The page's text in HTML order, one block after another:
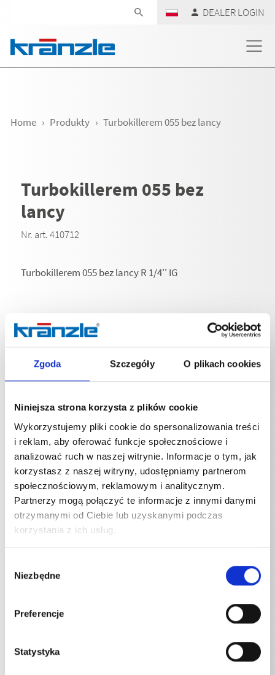
Zgoda Szczegóły O plikach cookies
Niniejsza strona korzysta z plików cookie
Wykorzystujemy pliki cookie do spersonalizowania treści
i reklam, aby oferować funkcje społecznościowe i
analizować ruch w naszej witrynie. Informacje o tym, jak
korzystasz z naszej witryny, udostępniamy partnerom
społecznościowym, reklamowym i analitycznym.
Partnerzy mogą połączyć te informacje z innymi danymi
otrzymanymi od Ciebie lub uzyskanymi podczas
korzystania z ich usług.
zgody
Niezbędne
Preferencje
Statystyka
DEALER LOGIN
Home Produkty Turbokillerem 055 bez lancy
Turbokillerem 055 bez
lancy
Nr. art. 410712
Turbokillerem 055 bez lancy R 1/4'' IG
Specyfikacje techniczne
SPECYFIKACJE TECHNICZNE
Masa